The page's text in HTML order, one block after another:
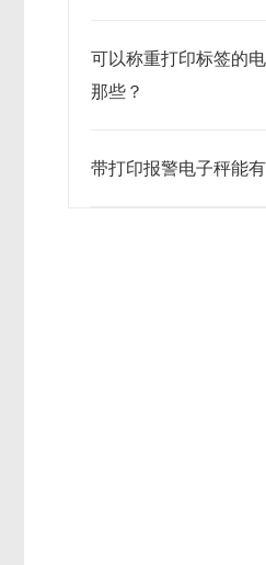
可以称重打印标签的
那些？
带打印报警电子秤能